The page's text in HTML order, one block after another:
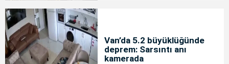
Van’da 5.2 büyüklüğünde
deprem: Sarsıntı anı
kamerada